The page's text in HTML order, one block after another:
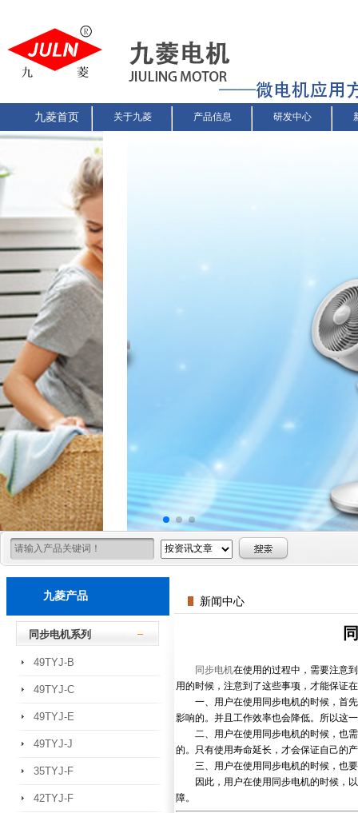
九菱首页 关于九菱 产品信息 研发中心
九菱产品
同步电机系列
49TYJ-B
49TYJ-C
49TYJ-E
49TYJ-J
35TYJ-F
42TYJ-F
新闻中心
同步电机在使用的过程中，需要注意
用的时候，注意到了这些事项，才能保证
一、用户在使用同步电机的时候，首先
影响的。并且工作效率也会降低。所以这
二、用户在使用同步电机的时候，也需
的。只有使用寿命延长，才会保证自己的
三、用户在使用同步电机的时候，也要
因此，用户在使用同步电机的时候，以
障。